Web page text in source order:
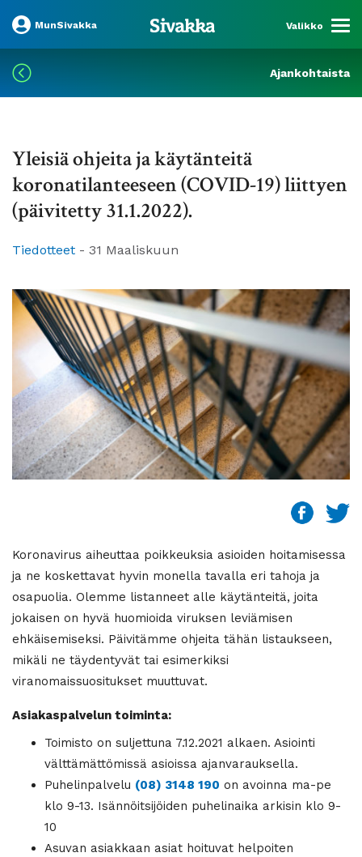
MunSivakka Valikko
Ajankohtaista
Yleisiä ohjeita ja käytänteitä
koronatilanteeseen (COVID-19) liittyen
(päivitetty 31.1.2022).
Tiedotteet - 31 Maaliskuun
Koronavirus aiheuttaa poikkeuksia asioiden hoitamisessa
ja ne koskettavat hyvin monella tavalla eri tahoja ja
osapuolia. Olemme listanneet alle käytänteitä, joita
jokaisen on hyvä huomioida viruksen leviämisen
ehkäisemiseksi. Päivitämme ohjeita tähän listaukseen,
mikäli ne täydentyvät tai esimerkiksi
viranomaissuositukset muuttuvat.
Asiakaspalvelun toiminta:
Toimisto on suljettuna 7.12.2021 alkaen. Asiointi
välttämättömissä asioissa ajanvarauksella.
Puhelinpalvelu (08) 3148 190 on avoinna ma-pe
klo 9-13. Isännöitsijöiden puhelinaika arkisin klo 9-
10
Asuvan asiakkaan asiat hoituvat helpoiten